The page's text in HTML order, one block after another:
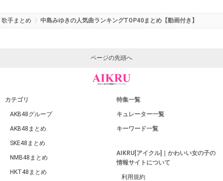
歌手まとめ 中島みゆきの人気曲ランキングTOP40まとめ【動画付き】
ページの先頭へ
カテゴリ
AKB48グループ
AKB48まとめ
SKE48まとめ
NMB48まとめ
HKT48まとめ
特集一覧
キュレーター一覧
キーワード一覧
AIKRU[アイクル]｜かわいい女の子の
情報サイトについて
利用規約